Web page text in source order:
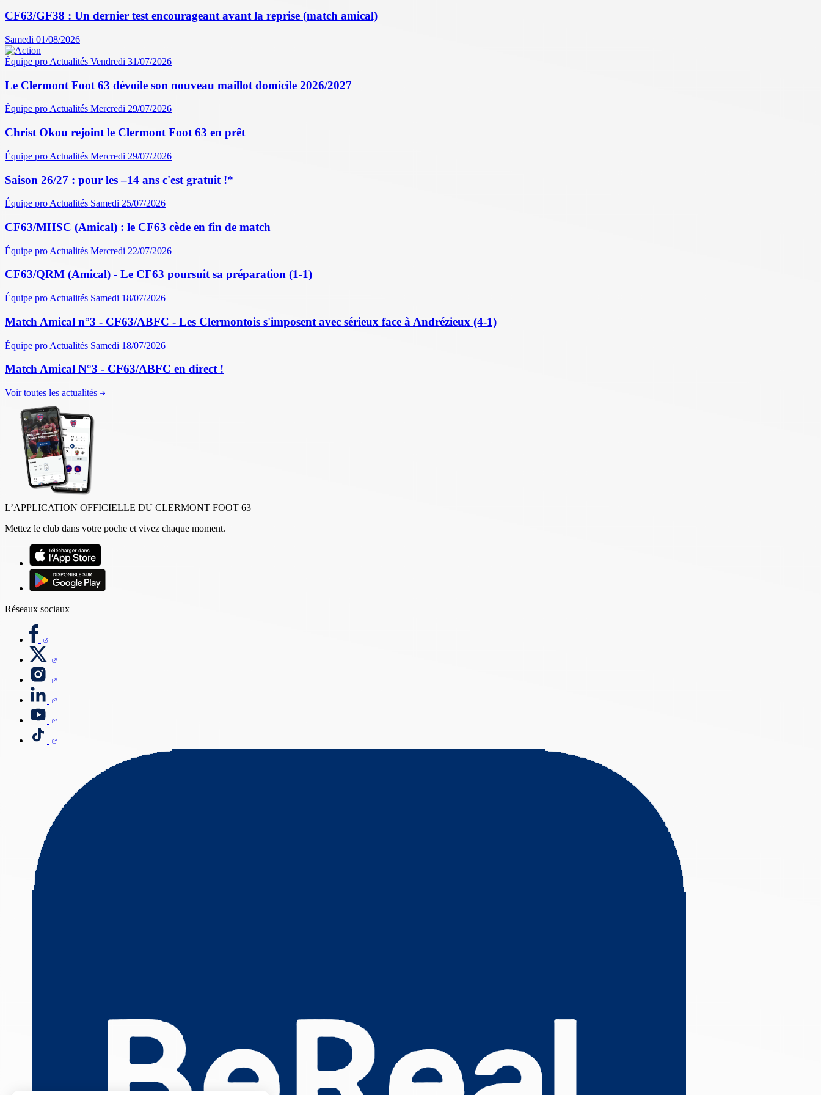
CF63/GF38 : Un dernier test encourageant avant la reprise (match amical)
Samedi 01/08/2026
Équipe pro Actualités Vendredi 31/07/2026
Le Clermont Foot 63 dévoile son nouveau maillot domicile 2026/2027
Équipe proActualités Mercredi 29/07/2026
Christ Okou rejoint le Clermont Foot 63 en prêt
Équipe pro Actualités Mercredi 29/07/2026
Saison 26/27 : pour les –14 ans c'est gratuit !*
Équipe pro Actualités Samedi 25/07/2026
CF63/MHSC (Amical) : le CF63 cède en fin de match
Équipe pro Actualités Mercredi 22/07/2026
CF63/QRM (Amical) - Le CF63 poursuit sa préparation (1-1)
Équipe pro Actualités Samedi 18/07/2026
Match Amical n°3 - CF63/ABFC - Les Clermontois s'imposent avec sérieux face à Andrézieux (4-1)
Équipe pro Actualités Samedi 18/07/2026
Match Amical N°3 - CF63/ABFC en direct !
Voir toutes les actualités
L’APPLICATION OFFICIELLE DU CLERMONT FOOT 63
Mettez le club dans votre poche et vivez chaque moment.
Réseaux sociaux